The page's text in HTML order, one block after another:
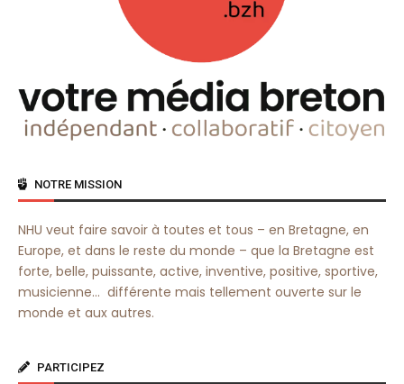
NOTRE MISSION
NHU veut faire savoir à toutes et tous – en Bretagne, en
Europe, et dans le reste du monde – que la Bretagne est
forte, belle, puissante, active, inventive, positive, sportive,
musicienne… différente mais tellement ouverte sur le
monde et aux autres.
PARTICIPEZ